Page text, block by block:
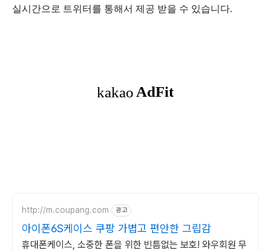
실시간으로 트위터를 통해서 제공 받을 수 있습니다.
http://m.coupang.com 광고
아이폰6S케이스 쿠팡 가볍고 편안한 그립감
휴대폰케이스, 소중한 폰을 위한 빈틈없는 보호! 와우회원 무